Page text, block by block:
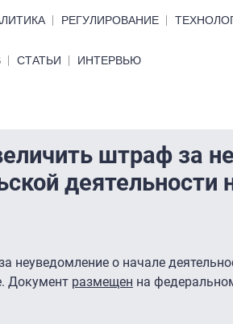
РЕГУЛИРОВАНИЕ
СТАТЬИ ИНТЕРВЬЮ
штраф за
деятельности
неуведомление о начале
Документ размещен на